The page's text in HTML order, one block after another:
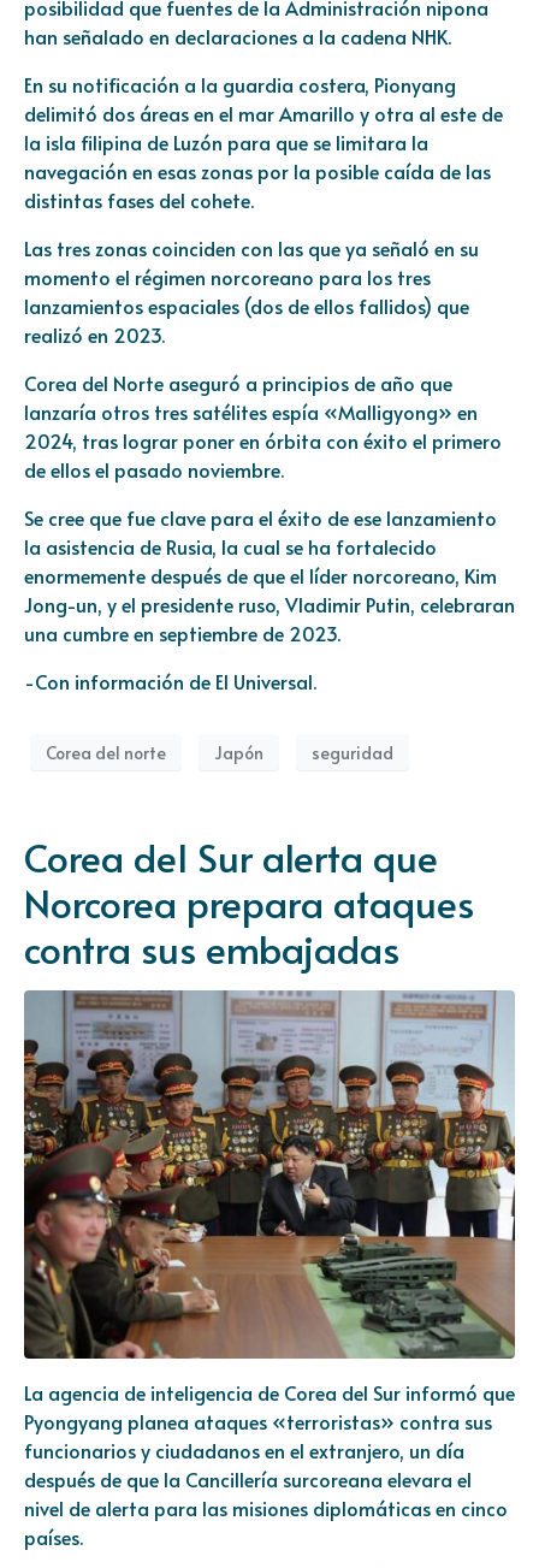
posibilidad que fuentes de la Administración nipona
han señalado en declaraciones a la cadena NHK.
En su notificación a la guardia costera, Pionyang
delimitó dos áreas en el mar Amarillo y otra al este de
la isla filipina de Luzón para que se limitara la
navegación en esas zonas por la posible caída de las
distintas fases del cohete.
Las tres zonas coinciden con las que ya señaló en su
momento el régimen norcoreano para los tres
lanzamientos espaciales (dos de ellos fallidos) que
realizó en 2023.
Corea del Norte aseguró a principios de año que
lanzaría otros tres satélites espía «Malligyong» en
2024, tras lograr poner en órbita con éxito el primero
de ellos el pasado noviembre.
Se cree que fue clave para el éxito de ese lanzamiento
la asistencia de Rusia, la cual se ha fortalecido
enormemente después de que el líder norcoreano, Kim
Jong-un, y el presidente ruso, Vladimir Putin, celebraran
una cumbre en septiembre de 2023.
-Con información de El Universal.
Corea del norte Japón seguridad
Corea del Sur alerta que
Norcorea prepara ataques
contra sus embajadas
La agencia de inteligencia de Corea del Sur informó que
Pyongyang planea ataques «terroristas» contra sus
funcionarios y ciudadanos en el extranjero, un día
después de que la Cancillería surcoreana elevara el
nivel de alerta para las misiones diplomáticas en cinco
países.